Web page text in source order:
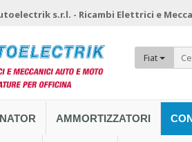
s.r.l. - Ricambi Elettrici e
Fiat
AMMORTIZZATORI